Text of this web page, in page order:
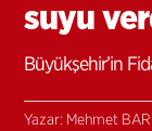
suyu
Büyükşehir’in
Yazar: Mehmet